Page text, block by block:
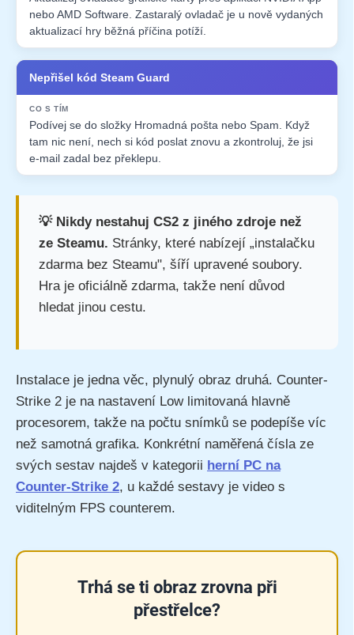
nebo AMD Software. Zastaralý ovladač je u nově vydaných
aktualizací hry běžná příčina potíží.
Nepřišel kód Steam Guard
Podívej se do složky Hromadná pošta nebo Spam. Když
tam nic není, nech si kód poslat znovu a zkontroluj, že jsi
e-mail zadal bez překlepu.
💡 Nikdy nestahuj CS2 z jiného zdroje než
ze Steamu. Stránky, které nabízejí „instalačku
zdarma bez Steamu", šíří upravené soubory.
Hra je oficiálně zdarma, takže není důvod
hledat jinou cestu.
Instalace je jedna věc, plynulý obraz druhá. Counter-
Strike 2 je na nastavení Low limitovaná hlavně
procesorem, takže na počtu snímků se podepíše víc
než samotná grafika. Konkrétní naměřená čísla ze
svých sestav najdeš v kategorii herní PC na
Counter-Strike 2, u každé sestavy je video s
viditelným FPS counterem.
Trhá se ti obraz zrovna při
přestřelce?